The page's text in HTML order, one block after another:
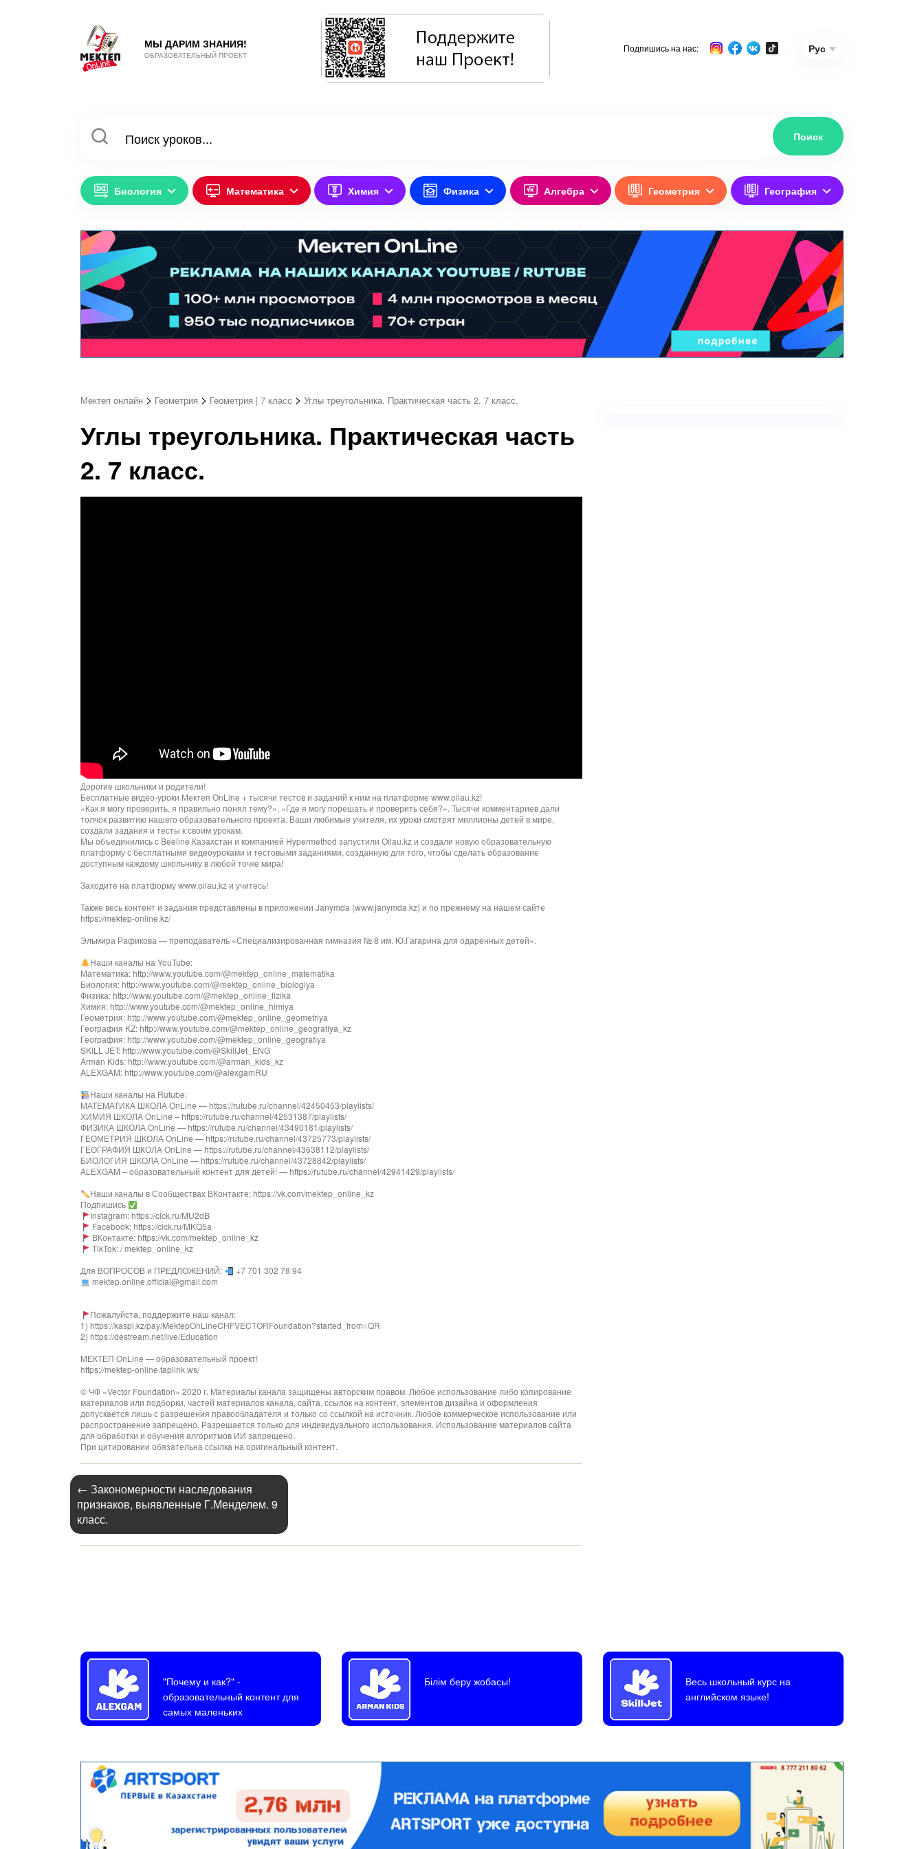
МЫ ДАРИМ ЗНАНИЯ!
ОБРАЗОВАТЕЛЬНЫЙ ПРОЕКТ
Подпишись на нас: Рус
Биология Математика Химия Физика Алгебра Геометрия География
Мектеп онлайн > Геометрия > Геометрия | 7 класс > Углы треугольника. Практическая часть 2. 7 класс.
Углы треугольника. Практическая часть
2. 7 класс.
Дорогие школьники и родители!
Бесплатные видео-уроки Мектеп OnLine + тысячи тестов и заданий к ним на платформе www.oilau.kz!
«Как я могу проверить, я правильно понял тему?», «Где я могу порешать и проверить себя?». Тысячи комментариев дали
толчок развитию нашего образовательного проекта. Ваши любимые учителя, их уроки смотрят миллионы детей в мире,
создали задания и тесты к своим урокам.
Мы объединились с Beeline Казахстан и компанией Hypermethod запустили Oilau.kz и создали новую образовательную
платформу с бесплатными видеоуроками и тестовыми заданиями, созданную для того, чтобы сделать образование
доступным каждому школьнику в любой точке мира!
Заходите на платформу www.oilau.kz и учитесь!
Также весь контент и задания представлены в приложении Janymda (www.janymda.kz) и по прежнему на нашем сайте
https://mektep-online.kz/
Эльмира Рафикова — преподаватель «Специализированная гимназия № 8 им. Ю.Гагарина для одаренных детей».
Наши каналы на YouTube:
Математика: http://www.youtube.com/@mektep_online_matematika
Биология: http://www.youtube.com/@mektep_online_biologiya
Физика: http://www.youtube.com/@mektep_online_fizika
Химия: http://www.youtube.com/@mektep_online_himiya
Геометрия: http://www.youtube.com/@mektep_online_geometriya
География KZ: http://www.youtube.com/@mektep_online_geografiya_kz
География: http://www.youtube.com/@mektep_online_geografiya
SKILL JET: http://www.youtube.com/@SkillJet_ENG
Arman Kids: http://www.youtube.com/@arman_kids_kz
ALEXGAM: http://www.youtube.com/@alexgamRU
Наши каналы на Rutube:
МАТЕМАТИКА ШКОЛА OnLine — https://rutube.ru/channel/42450453/playlists/
ХИМИЯ ШКОЛА OnLine – https://rutube.ru/channel/42531387/playlists/
ФИЗИКА ШКОЛА OnLine — https://rutube.ru/channel/43490181/playlists/
ГЕОМЕТРИЯ ШКОЛА OnLine — https://rutube.ru/channel/43725773/playlists/
ГЕОГРАФИЯ ШКОЛА OnLine — https://rutube.ru/channel/43638112/playlists/
БИОЛОГИЯ ШКОЛА OnLine — https://rutube.ru/channel/43728842/playlists/
ALEXGAM – образовательный контент для детей! — https://rutube.ru/channel/42941429/playlists/
Наши каналы в Сообществах ВКонтакте: https://vk.com/mektep_online_kz
Подпишись
Instagram: https://clck.ru/MU2dB
Facebook: https://clck.ru/MKQ5a
ВКонтакте: https://vk.com/mektep_online_kz
TikTok: / mektep_online_kz
Для ВОПРОСОВ и ПРЕДЛОЖЕНИЙ:
+7 701 302 78 94
mektep.online.official@gmail.com
Пожалуйста, поддержите наш канал:
1) https://kaspi.kz/pay/MektepOnLineCHFVECTORFoundation?started_from=QR
2) https://destream.net/live/Education
МЕКТЕП OnLine — образовательный проект!
https://mektep-online.taplink.ws/
© ЧФ «Vector Foundation» 2020 г. Материалы канала защищены авторским правом. Любое использование либо копирование
материалов или подборки, частей материалов канала, сайта, ссылок на контент, элементов дизайна и оформления
допускается лишь с разрешения правообладателя и только со ссылкой на источник. Любое коммерческое использование или
распространение запрещено. Разрешается только для индивидуального использования. Использование материалов сайта
для обработки и обучения алгоритмов ИИ запрещено.
При цитировании обязательна ссылка на оригинальный контент.
← Закономерности наследования
признаков, выявленные Г.Менделем. 9
класс.
"Почему и как?"-
образовательный контент для
самых маленьких
Білім беру жобасы!
Весь школьный курс на
английском языке!